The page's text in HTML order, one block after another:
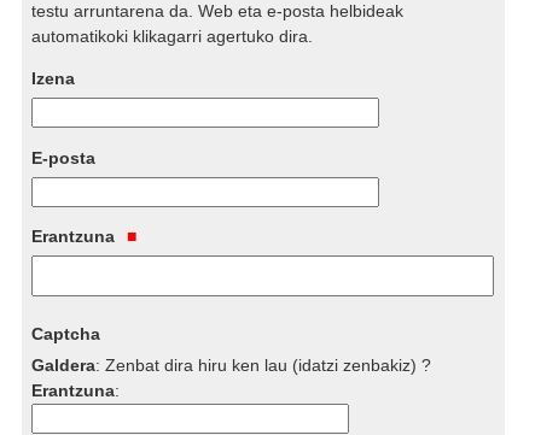
testu arruntarena da. Web eta e-posta helbideak
automatikoki klikagarri agertuko dira.
Izena
E-posta
Erantzuna
Captcha
Galdera:Zenbat dira hiru ken lau (idatzi zenbakiz) ?
Erantzuna: